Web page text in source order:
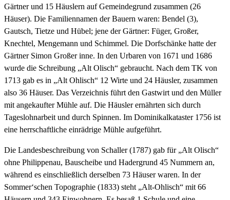
Gärtner und 15 Häuslern auf Gemeindegrund zusammen (26
Häuser). Die Familiennamen der Bauern waren: Bendel (3),
Gautsch, Tietze und Hübel; jene der Gärtner: Füger, Großer,
Knechtel, Mengemann und Schimmel. Die Dorfschänke hatte der
Gärtner Simon Großer inne. In den Urbaren von 1671 und 1686
wurde die Schreibung „Alt Olisch“ gebraucht. Nach dem TK von
1713 gab es in „Alt Ohlisch“ 12 Wirte und 24 Häusler, zusammen
also 36 Häuser. Das Verzeichnis führt den Gastwirt und den Müller
mit angekaufter Mühle auf. Die Häusler ernährten sich durch
Tageslohnarbeit und durch Spinnen. Im Dominikalkataster 1756 ist
eine herrschaftliche einrädrige Mühle aufgeführt.
Die Landesbeschreibung von Schaller (1787) gab für „Alt Olisch“
ohne Philippenau, Bauscheibe und Hadergrund 45 Nummern an,
während es einschließlich derselben 73 Häuser waren. In der
Sommer‘schen Topographie (1833) steht „Alt-Ohlisch“ mit 66